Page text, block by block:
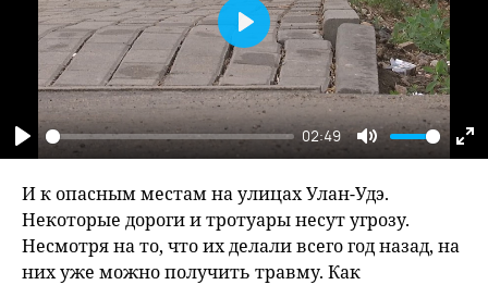
Play
02:49
Mute
Play
И к опасным местам на улицах Улан-Удэ.
Некоторые дороги и тротуары несут угрозу.
Несмотря на то, что их делали всего год назад, на
них уже можно получить травму. Как